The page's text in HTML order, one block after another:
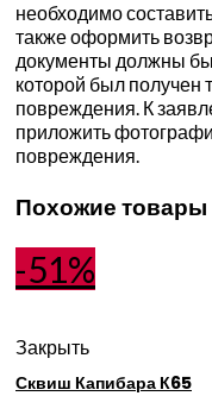
необходимо
также оформить
документы должны
которой был получен
повреждения. К
приложить
повреждения.
Похожие товары
-51%
Закрыть
Сквиш Капибара К65